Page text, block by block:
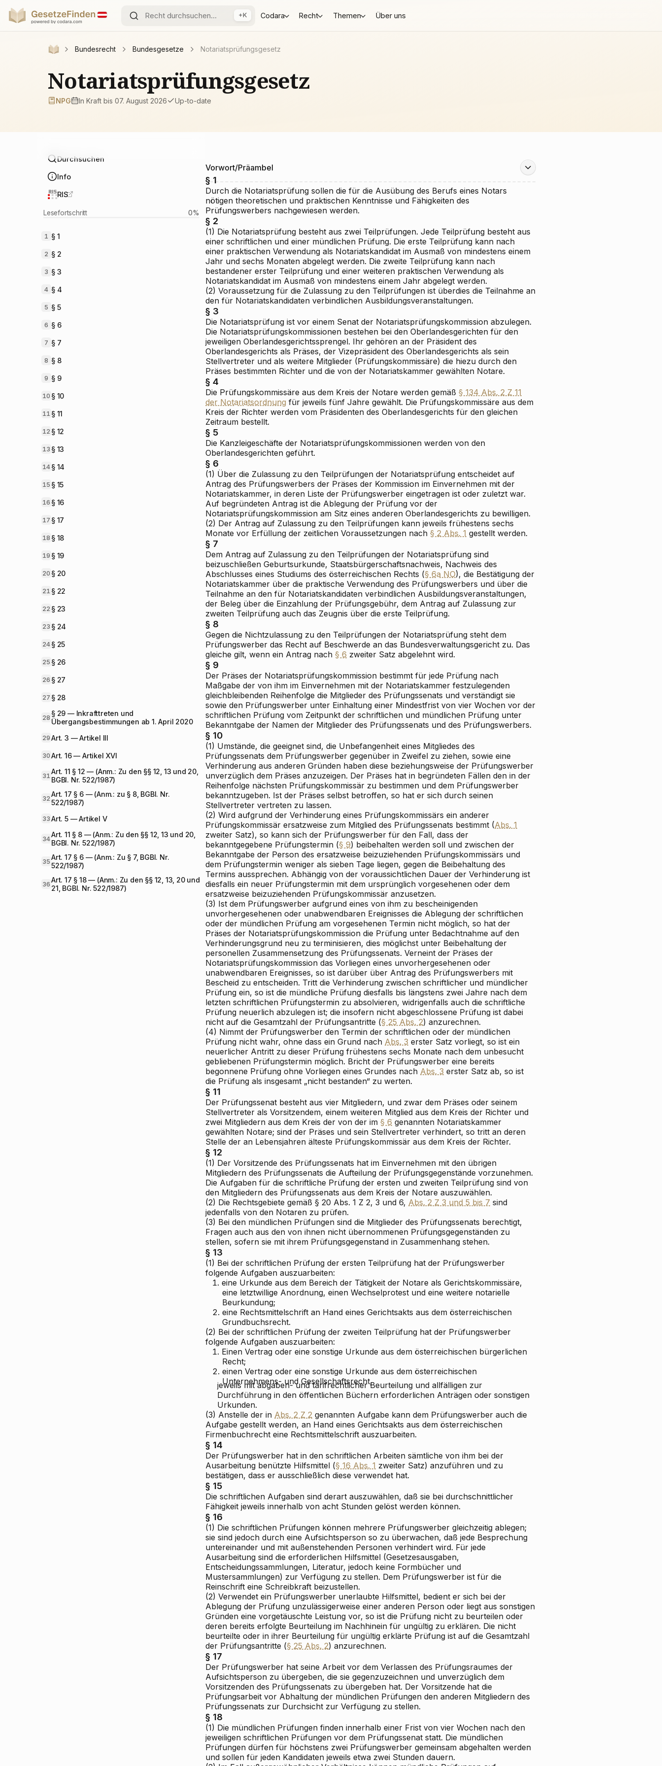
+K Codara Recht Themen Über uns
Bundesrecht Bundesgesetze Notariatsprüfungsgesetz
Notariatsprüfungsgesetz
NPG In Kraft bis 07. August 2026 Up-to-date
Durchsuchen
Info
RIS
Lesefortschritt 0%
1 § 1
2 § 2
3 § 3
4 § 4
5 § 5
6 § 6
7 § 7
8 § 8
9 § 9
10 § 10
11 § 11
12 § 12
13 § 13
14 § 14
15 § 15
16 § 16
17 § 17
18 § 18
19 § 19
20 § 20
21 § 22
22 § 23
23 § 24
24 § 25
25 § 26
26 § 27
27 § 28
28 § 29 — Inkrafttreten und
Übergangsbestimmungen ab 1. April 2020
29 Art. 3 — Artikel III
30 Art. 16 — Artikel XVI
31 Art. 11 § 12 — (Anm.: Zu den §§ 12, 13 und 20,
BGBl. Nr. 522/1987)
32 Art. 17 § 6 — (Anm.: zu § 8, BGBl. Nr.
522/1987)
33 Art. 5 — Artikel V
34Art. 11 § 8 — (Anm.: Zu den §§ 12, 13 und 20,
BGBl. Nr. 522/1987)
35 Art. 17 § 6 — (Anm.: Zu § 7, BGBl. Nr.
522/1987)
36 Art. 17 § 18 — (Anm.: Zu den §§ 12, 13, 20 und
21, BGBl. Nr. 522/1987)
Vorwort/Präambel
§ 1
Durch die Notariatsprüfung sollen die für die Ausübung des Berufs eines Notars
nötigen theoretischen und praktischen Kenntnisse und Fähigkeiten des
Prüfungswerbers nachgewiesen werden.
§ 2
(1) Die Notariatsprüfung besteht aus zwei Teilprüfungen. Jede Teilprüfung besteht aus
einer schriftlichen und einer mündlichen Prüfung. Die erste Teilprüfung kann nach
einer praktischen Verwendung als Notariatskandidat im Ausmaß von mindestens einem
Jahr und sechs Monaten abgelegt werden. Die zweite Teilprüfung kann nach
bestandener erster Teilprüfung und einer weiteren praktischen Verwendung als
Notariatskandidat im Ausmaß von mindestens einem Jahr abgelegt werden.
(2) Voraussetzung für die Zulassung zu den Teilprüfungen ist überdies die Teilnahme an
den für Notariatskandidaten verbindlichen Ausbildungsveranstaltungen.
§ 3
Die Notariatsprüfung ist vor einem Senat der Notariatsprüfungskommission abzulegen.
Die Notariatsprüfungskommissionen bestehen bei den Oberlandesgerichten für den
jeweiligen Oberlandesgerichtssprengel. Ihr gehören an der Präsident des
Oberlandesgerichts als Präses, der Vizepräsident des Oberlandesgerichts als sein
Stellvertreter und als weitere Mitglieder (Prüfungskommissäre) die hiezu durch den
Präses bestimmten Richter und die von der Notariatskammer gewählten Notare.
§ 4
Die Prüfungskommissäre aus dem Kreis der Notare werden gemäß § 134 Abs. 2 Z 11
der Notariatsordnung für jeweils fünf Jahre gewählt. Die Prüfungskommissäre aus dem
Kreis der Richter werden vom Präsidenten des Oberlandesgerichts für den gleichen
Zeitraum bestellt.
§ 5
Die Kanzleigeschäfte der Notariatsprüfungskommissionen werden von den
Oberlandesgerichten geführt.
§ 6
(1) Über die Zulassung zu den Teilprüfungen der Notariatsprüfung entscheidet auf
Antrag des Prüfungswerbers der Präses der Kommission im Einvernehmen mit der
Notariatskammer, in deren Liste der Prüfungswerber eingetragen ist oder zuletzt war.
Auf begründeten Antrag ist die Ablegung der Prüfung vor der
Notariatsprüfungskommission am Sitz eines anderen Oberlandesgerichts zu bewilligen.
(2) Der Antrag auf Zulassung zu den Teilprüfungen kann jeweils frühestens sechs
Monate vor Erfüllung der zeitlichen Voraussetzungen nach § 2 Abs. 1 gestellt werden.
§ 7
Dem Antrag auf Zulassung zu den Teilprüfungen der Notariatsprüfung sind
beizuschließen Geburtsurkunde, Staatsbürgerschaftsnachweis, Nachweis des
Abschlusses eines Studiums des österreichischen Rechts (§ 6a NO), die Bestätigung der
Notariatskammer über die praktische Verwendung des Prüfungswerbers und über die
Teilnahme an den für Notariatskandidaten verbindlichen Ausbildungsveranstaltungen,
der Beleg über die Einzahlung der Prüfungsgebühr, dem Antrag auf Zulassung zur
zweiten Teilprüfung auch das Zeugnis über die erste Teilprüfung.
§ 8
Gegen die Nichtzulassung zu den Teilprüfungen der Notariatsprüfung steht dem
Prüfungswerber das Recht auf Beschwerde an das Bundesverwaltungsgericht zu. Das
gleiche gilt, wenn ein Antrag nach § 6 zweiter Satz abgelehnt wird.
§ 9
Der Präses der Notariatsprüfungskommission bestimmt für jede Prüfung nach
Maßgabe der von ihm im Einvernehmen mit der Notariatskammer festzulegenden
gleichbleibenden Reihenfolge die Mitglieder des Prüfungssenats und verständigt sie
sowie den Prüfungswerber unter Einhaltung einer Mindestfrist von vier Wochen vor der
schriftlichen Prüfung vom Zeitpunkt der schriftlichen und mündlichen Prüfung unter
Bekanntgabe der Namen der Mitglieder des Prüfungssenats und des Prüfungswerbers.
§ 10
(1) Umstände, die geeignet sind, die Unbefangenheit eines Mitgliedes des
Prüfungssenats dem Prüfungswerber gegenüber in Zweifel zu ziehen, sowie eine
Verhinderung aus anderen Gründen haben diese beziehungsweise der Prüfungswerber
unverzüglich dem Präses anzuzeigen. Der Präses hat in begründeten Fällen den in der
Reihenfolge nächsten Prüfungskommissär zu bestimmen und dem Prüfungswerber
bekanntzugeben. Ist der Präses selbst betroffen, so hat er sich durch seinen
Stellvertreter vertreten zu lassen.
(2) Wird aufgrund der Verhinderung eines Prüfungskommissärs ein anderer
Prüfungskommissär ersatzweise zum Mitglied des Prüfungssenats bestimmt (Abs. 1
zweiter Satz), so kann sich der Prüfungswerber für den Fall, dass der
bekanntgegebene Prüfungstermin (§ 9) beibehalten werden soll und zwischen der
Bekanntgabe der Person des ersatzweise beizuziehenden Prüfungskommissärs und
dem Prüfungstermin weniger als sieben Tage liegen, gegen die Beibehaltung des
Termins aussprechen. Abhängig von der voraussichtlichen Dauer der Verhinderung ist
diesfalls ein neuer Prüfungstermin mit dem ursprünglich vorgesehenen oder dem
ersatzweise beizuziehenden Prüfungskommissär anzusetzen.
(3) Ist dem Prüfungswerber aufgrund eines von ihm zu bescheinigenden
unvorhergesehenen oder unabwendbaren Ereignisses die Ablegung der schriftlichen
oder der mündlichen Prüfung am vorgesehenen Termin nicht möglich, so hat der
Präses der Notariatsprüfungskommission die Prüfung unter Bedachtnahme auf den
Verhinderungsgrund neu zu terminisieren, dies möglichst unter Beibehaltung der
personellen Zusammensetzung des Prüfungssenats. Verneint der Präses der
Notariatsprüfungskommission das Vorliegen eines unvorhergesehenen oder
unabwendbaren Ereignisses, so ist darüber über Antrag des Prüfungswerbers mit
Bescheid zu entscheiden. Tritt die Verhinderung zwischen schriftlicher und mündlicher
Prüfung ein, so ist die mündliche Prüfung diesfalls bis längstens zwei Jahre nach dem
letzten schriftlichen Prüfungstermin zu absolvieren, widrigenfalls auch die schriftliche
Prüfung neuerlich abzulegen ist; die insofern nicht abgeschlossene Prüfung ist dabei
nicht auf die Gesamtzahl der Prüfungsantritte (§ 25 Abs. 2) anzurechnen.
(4) Nimmt der Prüfungswerber den Termin der schriftlichen oder der mündlichen
Prüfung nicht wahr, ohne dass ein Grund nach Abs. 3 erster Satz vorliegt, so ist ein
neuerlicher Antritt zu dieser Prüfung frühestens sechs Monate nach dem unbesucht
gebliebenen Prüfungstermin möglich. Bricht der Prüfungswerber eine bereits
begonnene Prüfung ohne Vorliegen eines Grundes nach Abs. 3 erster Satz ab, so ist
die Prüfung als insgesamt „nicht bestanden“ zu werten.
§ 11
Der Prüfungssenat besteht aus vier Mitgliedern, und zwar dem Präses oder seinem
Stellvertreter als Vorsitzendem, einem weiteren Mitglied aus dem Kreis der Richter und
zwei Mitgliedern aus dem Kreis der von der im § 6 genannten Notariatskammer
gewählten Notare; sind der Präses und sein Stellvertreter verhindert, so tritt an deren
Stelle der an Lebensjahren älteste Prüfungskommissär aus dem Kreis der Richter.
§ 12
(1) Der Vorsitzende des Prüfungssenats hat im Einvernehmen mit den übrigen
Mitgliedern des Prüfungssenats die Aufteilung der Prüfungsgegenstände vorzunehmen.
Die Aufgaben für die schriftliche Prüfung der ersten und zweiten Teilprüfung sind von
den Mitgliedern des Prüfungssenats aus dem Kreis der Notare auszuwählen.
(2) Die Rechtsgebiete gemäß § 20 Abs. 1 Z 2, 3 und 6, Abs. 2 Z 3 und 5 bis 7 sind
jedenfalls von den Notaren zu prüfen.
(3) Bei den mündlichen Prüfungen sind die Mitglieder des Prüfungssenats berechtigt,
Fragen auch aus den von ihnen nicht übernommenen Prüfungsgegenständen zu
stellen, sofern sie mit ihrem Prüfungsgegenstand in Zusammenhang stehen.
§ 13
(1) Bei der schriftlichen Prüfung der ersten Teilprüfung hat der Prüfungswerber
folgende Aufgaben auszuarbeiten:
1. eine Urkunde aus dem Bereich der Tätigkeit der Notare als Gerichtskommissäre,
eine letztwillige Anordnung, einen Wechselprotest und eine weitere notarielle
Beurkundung;
2. eine Rechtsmittelschrift an Hand eines Gerichtsakts aus dem österreichischen
Grundbuchsrecht.
(2) Bei der schriftlichen Prüfung der zweiten Teilprüfung hat der Prüfungswerber
folgende Aufgaben auszuarbeiten:
1. Einen Vertrag oder eine sonstige Urkunde aus dem österreichischen bürgerlichen
Recht;
2. einen Vertrag oder eine sonstige Urkunde aus dem österreichischen
Unternehmens- und Gesellschaftsrecht,
jeweils mit abgaben- und tarifrechtlicher Beurteilung und allfälligen zur
Durchführung in den öffentlichen Büchern erforderlichen Anträgen oder sonstigen
Urkunden.
(3) Anstelle der in Abs. 2 Z 2 genannten Aufgabe kann dem Prüfungswerber auch die
Aufgabe gestellt werden, an Hand eines Gerichtsakts aus dem österreichischen
Firmenbuchrecht eine Rechtsmittelschrift auszuarbeiten.
§ 14
Der Prüfungswerber hat in den schriftlichen Arbeiten sämtliche von ihm bei der
Ausarbeitung benützte Hilfsmittel (§ 16 Abs. 1 zweiter Satz) anzuführen und zu
bestätigen, dass er ausschließlich diese verwendet hat.
§ 15
Die schriftlichen Aufgaben sind derart auszuwählen, daß sie bei durchschnittlicher
Fähigkeit jeweils innerhalb von acht Stunden gelöst werden können.
§ 16
(1) Die schriftlichen Prüfungen können mehrere Prüfungswerber gleichzeitig ablegen;
sie sind jedoch durch eine Aufsichtsperson so zu überwachen, daß jede Besprechung
untereinander und mit außenstehenden Personen verhindert wird. Für jede
Ausarbeitung sind die erforderlichen Hilfsmittel (Gesetzesausgaben,
Entscheidungssammlungen, Literatur, jedoch keine Formbücher und
Mustersammlungen) zur Verfügung zu stellen. Dem Prüfungswerber ist für die
Reinschrift eine Schreibkraft beizustellen.
(2) Verwendet ein Prüfungswerber unerlaubte Hilfsmittel, bedient er sich bei der
Ablegung der Prüfung unzulässigerweise einer anderen Person oder liegt aus sonstigen
Gründen eine vorgetäuschte Leistung vor, so ist die Prüfung nicht zu beurteilen oder
deren bereits erfolgte Beurteilung im Nachhinein für ungültig zu erklären. Die nicht
beurteilte oder in ihrer Beurteilung für ungültig erklärte Prüfung ist auf die Gesamtzahl
der Prüfungsantritte (§ 25 Abs. 2) anzurechnen.
§ 17
Der Prüfungswerber hat seine Arbeit vor dem Verlassen des Prüfungsraumes der
Aufsichtsperson zu übergeben, die sie gegenzuzeichnen und unverzüglich dem
Vorsitzenden des Prüfungssenats zu übergeben hat. Der Vorsitzende hat die
Prüfungsarbeit vor Abhaltung der mündlichen Prüfungen den anderen Mitgliedern des
Prüfungssenats zur Durchsicht zur Verfügung zu stellen.
§ 18
(1) Die mündlichen Prüfungen finden innerhalb einer Frist von vier Wochen nach den
jeweiligen schriftlichen Prüfungen vor dem Prüfungssenat statt. Die mündlichen
Prüfungen dürfen für höchstens zwei Prüfungswerber gemeinsam abgehalten werden
und sollen für jeden Kandidaten jeweils etwa zwei Stunden dauern.